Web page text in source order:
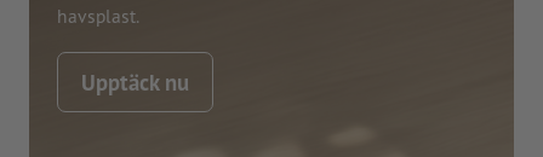
havsplast.
Upptäck nu